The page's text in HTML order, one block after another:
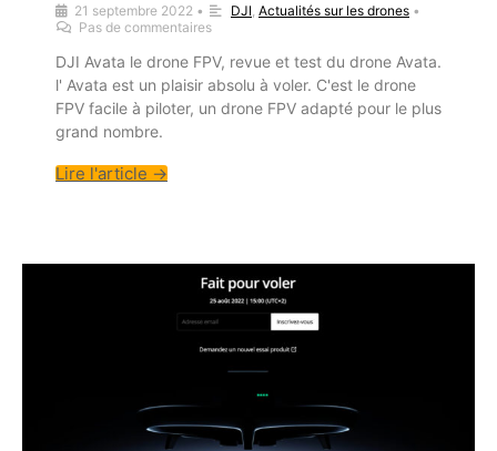
21 septembre 2022 • DJI Actualités sur les drones •
Pas de commentaires
DJI Avata le drone FPV, revue et test du drone Avata.
l' Avata est un plaisir absolu à voler. C'est le drone
FPV facile à piloter, un drone FPV adapté pour le plus
grand nombre.
Lire l'article →